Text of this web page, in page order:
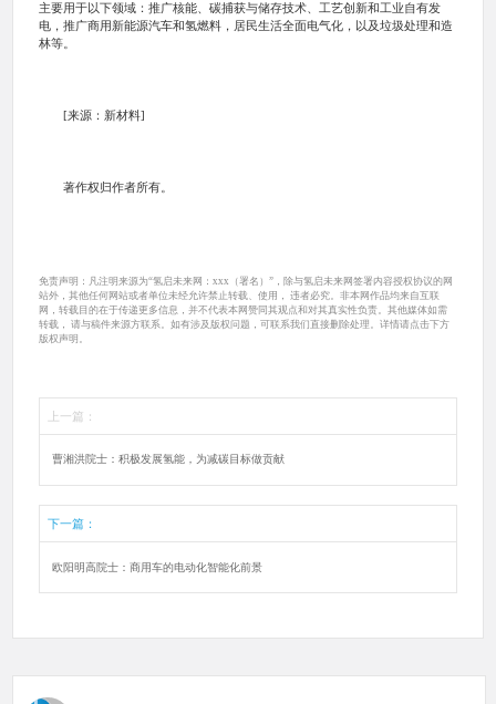
主要用于以下领域：推广核能、碳捕获与储存技术、工艺创新和工业自有发
电，推广商用新能源汽车和氢燃料，居民生活全面电气化，以及垃圾处理和造
林等。
[来源：新材料]
著作权归作者所有。
免责声明：凡注明来源为“氢启未来网：xxx（署名）”，除与氢启未来网签署内容授权协议的网
站外，其他任何网站或者单位未经允许禁止转载、使用， 违者必究。非本网作品均来自互联
网，转载目的在于传递更多信息，并不代表本网赞同其观点和对其真实性负责。其他媒体如需
转载， 请与稿件来源方联系。如有涉及版权问题，可联系我们直接删除处理。详情请点击下方
版权声明。
上一篇：
曹湘洪院士：积极发展氢能，为减碳目标做贡献
下一篇：
欧阳明高院士：商用车的电动化智能化前景